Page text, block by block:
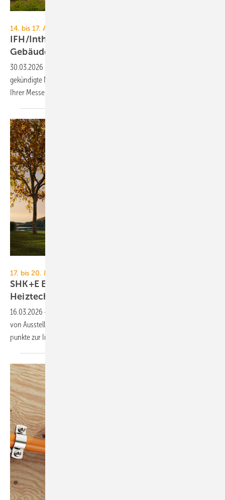
14. bis 17. April 2026, Messe Nürnberg
IFH/Intherm 2026: Sanitär-, Haus- und
Ge­bäu­de­tech­nik
30.03.2026
ge­kün­dig­te Neu­hei­ten und Prä­sen­ta­ti­ons­schwer­punk­te zur In­spi­ra­ti­on
Ihrer Messe­pla­nung.
17. bis 20. März 2026, Messe Essen
SHK+E Essen 2026: Sanitär-, Wasser-, Luft- und
Heiztechnik
16.03.2026 -
von Aus­stel­lern an­ge­kün­dig­te Neu­hei­ten und Prä­sen­ta­ti­ons­schwer­
punk­te zur In­spi­ra­ti­on Ihrer